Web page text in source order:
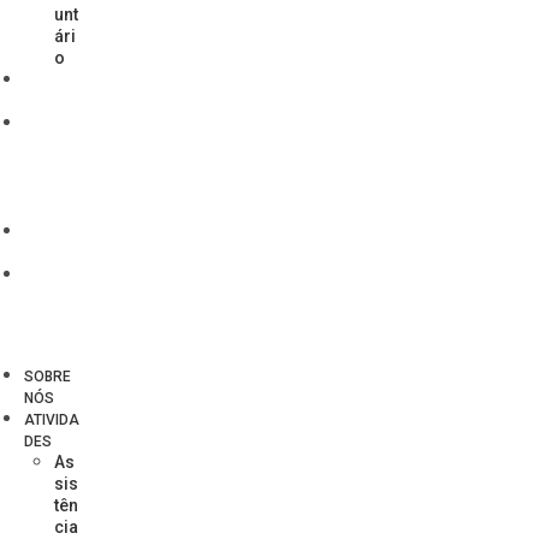
unt
ári
o
SOBRE
NÓS
ATIVIDA
DES
As
sis
tên
cia